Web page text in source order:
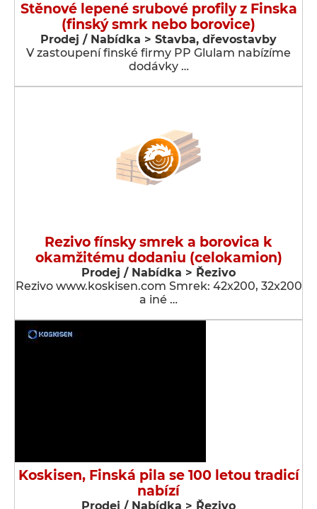
Stěnové lepené srubové profily z Finska
(finský smrk nebo borovice)
Prodej / Nabídka > Stavba, dřevostavby
V zastoupení finské firmy PP Glulam nabízíme
dodávky …
Rezivo fínsky smrek a borovica k
okamžitému dodaniu (celokamion)
Prodej / Nabídka > Řezivo
Rezivo www.koskisen.com Smrek: 42x200, 32x200
a iné …
Koskisen, Finská pila se 100 letou tradicí
nabízí
Prodej / Nabídka > Řezivo